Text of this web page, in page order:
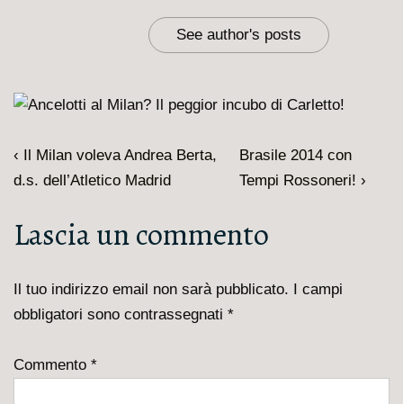
See author's posts
Navigazione
articoli
L'articolo
precedente
‹ Il Milan voleva Andrea Berta,
d.s. dell’Atletico Madrid
Il
prossimo
è
Brasile 2014 con
Tempi Rossoneri! ›
Lascia un commento
Il tuo indirizzo email non sarà pubblicato. I campi
obbligatori sono contrassegnati *
Commento *